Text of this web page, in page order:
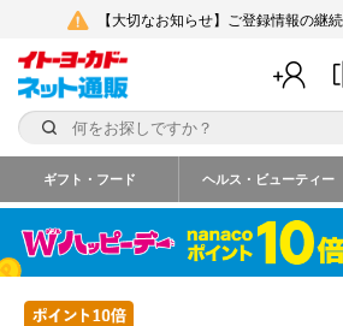
【大切なお知らせ】ご登録情報の継
ギフト・フード ヘルス・ビューティー